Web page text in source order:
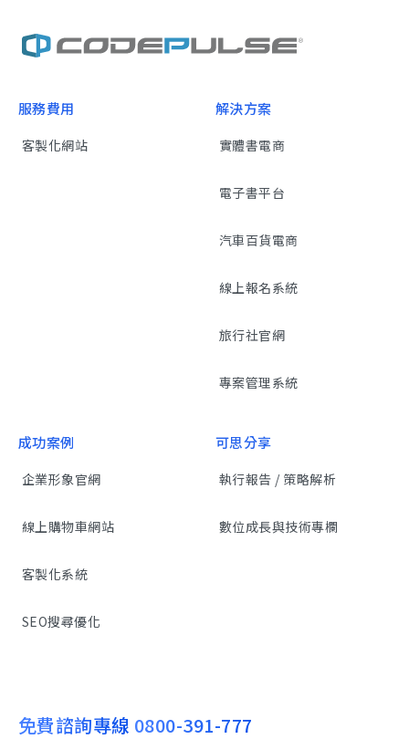
服務費用
客製化網站
解決方案
實體書電商
電子書平台
汽車百貨電商
線上報名系統
旅行社官網
專案管理系統
成功案例
企業形象官網
線上購物車網站
客製化系統
SEO搜尋優化
可思分享
執行報告 / 策略解析
數位成長與技術專欄
免費諮詢專線 0800-391-777